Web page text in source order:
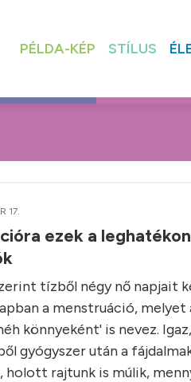
PÉLDA-KÉP STÍLUS
17.
ezek a
tízből négy nő napjait
a menstruáció, melyet
könnyeként' is nevez.
gyógyszer után a
holott rajtunk is múlik,